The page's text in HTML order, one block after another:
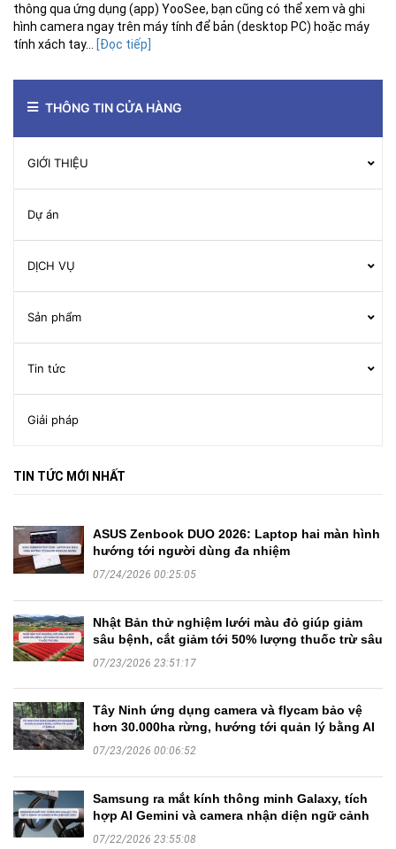
THÔNG TIN CỬA HÀNG
GIỚI THIỆU
Dự án
DỊCH VỤ
Sản phẩm
Tin tức
Giải pháp
TIN TỨC MỚI NHẤT
ASUS Zenbook DUO 2026: Laptop hai màn hình
hướng tới người dùng đa nhiệm
07/24/2026 00:25:05
Nhật Bản thử nghiệm lưới màu đỏ giúp giảm
sâu bệnh, cắt giảm tới 50% lượng thuốc trừ sâu
07/23/2026 23:51:17
Tây Ninh ứng dụng camera và flycam bảo vệ
hơn 30.000ha rừng, hướng tới quản lý bằng AI
07/23/2026 00:06:52
Samsung ra mắt kính thông minh Galaxy, tích
hợp AI Gemini và camera nhận diện ngữ cảnh
07/22/2026 23:55:08
thông qua ứng dụng (app) YooSee, bạn cũng có thể xem và ghi
hình camera ngay trên máy tính để bản (desktop PC) hoặc máy
tính xách tay...
[Đọc tiếp]